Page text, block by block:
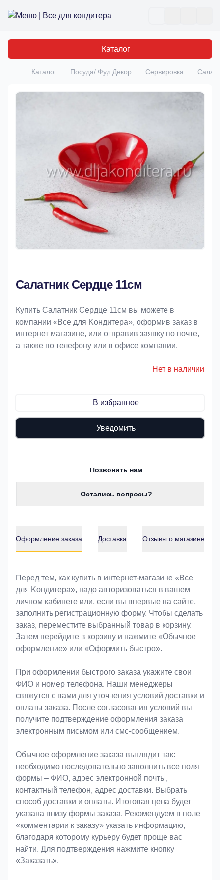
Все для кондитера
Каталог
Главная
Каталог Посуда/ Фуд Декор Сервировка
Салатник Сердце 11см
Купить Салатник Сердце 11см вы можете в
компании «Bce для Koндитeрa», оформив заказ в
интернет магазине, или отправив заявку по почте,
а также по телефону или в офисе компании.
Нет в наличии
В избранное
Уведомить
Позвонить нам
Остались вопросы?
Оформление заказа Доставка Отзывы о магазине
Оформление заказа
Перед тем, как купить в интернет-магазине «Bce
для Koндитeрa», надо авторизоваться в вашем
личном кабинете или, если вы впервые на сайте,
заполнить регистрационную форму. Чтобы сделать
заказ, переместите выбранный товар в корзину.
Затем перейдите в корзину и нажмите «Обычное
оформление» или «Оформить быстро».
При оформлении быстрого заказа укажите свои
ФИО и номер телефона. Наши менеджеры
свяжутся с вами для уточнения условий доставки и
оплаты заказа. После согласования условий вы
получите подтверждение оформления заказа
электронным письмом или смс-сообщением.
Обычное оформление заказа выглядит так:
необходимо последовательно заполнить все поля
формы – ФИО, адрес электронной почты,
контактный телефон, адрес доставки. Выбрать
способ доставки и оплаты. Итоговая цена будет
указана внизу формы заказа. Рекомендуем в поле
«комментарии к заказу» указать информацию,
благодаря которому курьеру будет проще вас
найти. Для подтверждения нажмите кнопку
«Заказать».